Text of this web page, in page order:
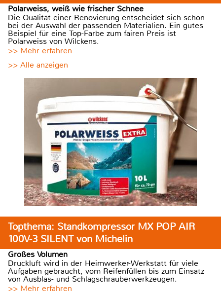
Polarweiss, weiß wie frischer Schnee
Die Qualität einer Renovierung entscheidet sich schon
bei der Auswahl der passenden Materialien. Ein gutes
Beispiel für eine Top-Farbe zum fairen Preis ist
Polarweiss von Wilckens.
>> Mehr erfahren
>> Alle anzeigen
Topthema: Standkompressor MX POP AIR
100V-3 SILENT von Michelin
Großes Volumen
Druckluft wird in der Heimwerker-Werkstatt für viele
Aufgaben gebraucht, vom Reifenfüllen bis zum Einsatz
von Ausblas- und Schlagschrauberwerkzeugen.
>> Mehr erfahren